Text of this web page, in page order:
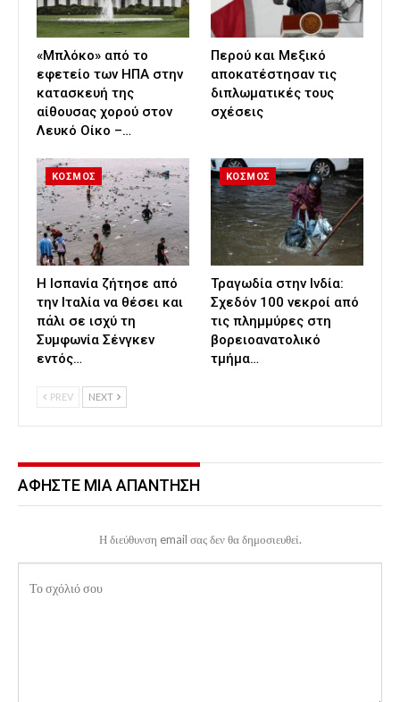
«Μπλόκο» από το
εφετείο των ΗΠΑ στην
κατασκευή της
αίθουσας χορού στον
Λευκό Οίκο –…
Περού και Μεξικό
αποκατέστησαν τις
διπλωματικές τους
σχέσεις
ΚΟΣΜΟΣ
H Ισπανία ζήτησε από
την Ιταλία να θέσει και
πάλι σε ισχύ τη
Συμφωνία Σένγκεν
εντός…
ΚΟΣΜΟΣ
Τραγωδία στην Ινδία:
Σχεδόν 100 νεκροί από
τις πλημμύρες στη
βορειοανατολικό
τμήμα…
PREV NEXT
ΑΦΉΣΤΕ ΜΙΑ ΑΠΆΝΤΗΣΗ
Η διεύθυνση email σας δεν θα δημοσιευθεί.